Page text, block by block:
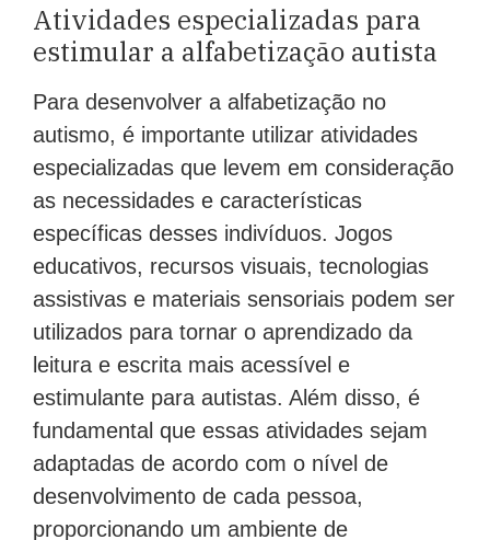
Atividades especializadas para
estimular a alfabetização autista
Para desenvolver a alfabetização no
autismo, é importante utilizar atividades
especializadas que levem em consideração
as necessidades e características
específicas desses indivíduos. Jogos
educativos, recursos visuais, tecnologias
assistivas e materiais sensoriais podem ser
utilizados para tornar o aprendizado da
leitura e escrita mais acessível e
estimulante para autistas. Além disso, é
fundamental que essas atividades sejam
adaptadas de acordo com o nível de
desenvolvimento de cada pessoa,
proporcionando um ambiente de